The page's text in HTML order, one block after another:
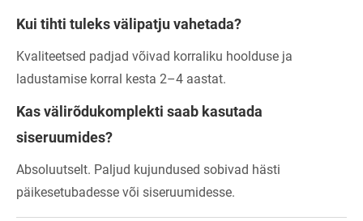
Kui tihti tuleks välipatju vahetada?
Kvaliteetsed padjad võivad korraliku hoolduse ja
ladustamise korral kesta 2–4 ​​aastat.
Kas välirõdukomplekti saab kasutada
siseruumides?
Absoluutselt. Paljud kujundused sobivad hästi
päikesetubadesse või siseruumidesse.